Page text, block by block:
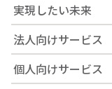
実現したい未来
法人向けサービス
個人向けサービス